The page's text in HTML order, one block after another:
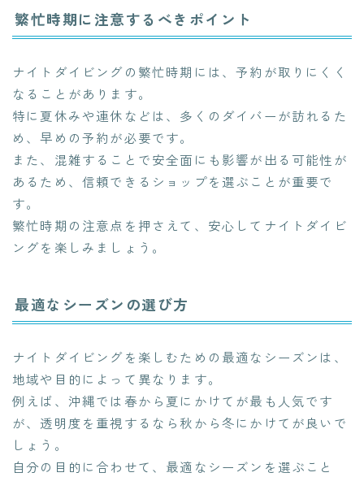
繁忙時期に注意するべきポイント
ナイトダイビングの繁忙時期には、予約が取りにくく
なることがあります。
特に夏休みや連休などは、多くのダイバーが訪れるた
め、早めの予約が必要です。
また、混雑することで安全面にも影響が出る可能性が
あるため、信頼できるショップを選ぶことが重要で
す。
繁忙時期の注意点を押さえて、安心してナイトダイビ
ングを楽しみましょう。
最適なシーズンの選び方
ナイトダイビングを楽しむための最適なシーズンは、
地域や目的によって異なります。
例えば、沖縄では春から夏にかけてが最も人気です
が、透明度を重視するなら秋から冬にかけてが良いで
しょう。
自分の目的に合わせて、最適なシーズンを選ぶこと